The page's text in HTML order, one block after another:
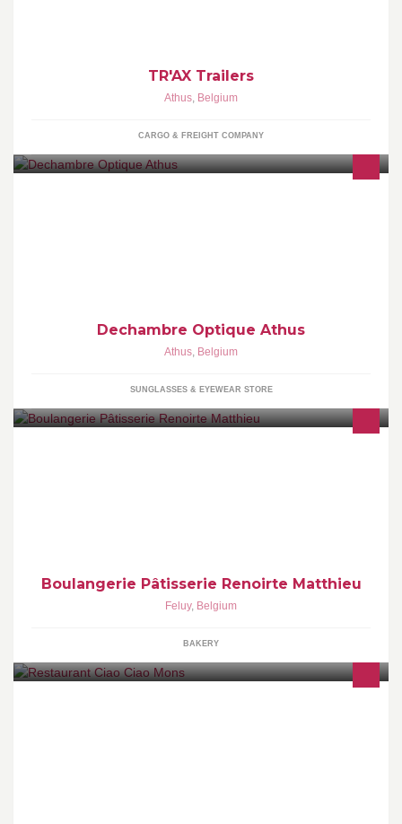
TR'AX Trailers
Athus, Belgium
CARGO & FREIGHT COMPANY
Dechambre Optique Athus
Athus, Belgium
SUNGLASSES & EYEWEAR STORE
Boulangerie Pâtisserie Renoirte Matthieu
Feluy, Belgium
BAKERY